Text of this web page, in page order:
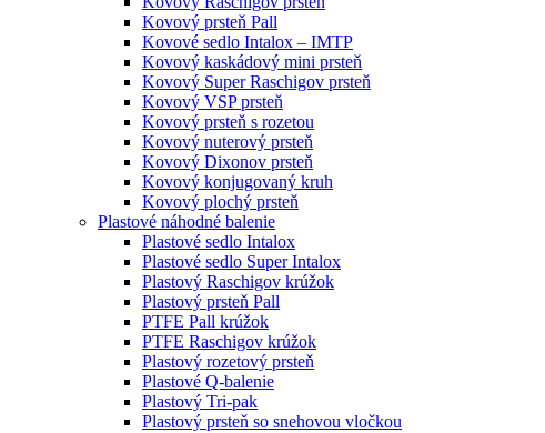
Kovový prsteň Pall
Kovové sedlo Intalox – IMTP
Kovový kaskádový mini prsteň
Kovový Super Raschigov prsteň
Kovový VSP prsteň
Kovový prsteň s rozetou
Kovový nuterový prsteň
Kovový Dixonov prsteň
Kovový konjugovaný kruh
Kovový plochý prsteň
Plastové náhodné balenie
Plastové sedlo Intalox
Plastové sedlo Super Intalox
Plastový Raschigov krúžok
Plastový prsteň Pall
PTFE Pall krúžok
PTFE Raschigov krúžok
Plastový rozetový prsteň
Plastové Q-balenie
Plastový Tri-pak
Plastový prsteň so snehovou vločkou